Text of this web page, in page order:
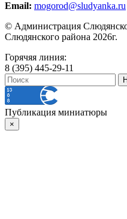
Email: mogorod@sludyanka.ru
© Администрация
Слюдянского района 2026г.
Горячяя линия:
8 (395) 445-29-11
Публикация миниатюры
×